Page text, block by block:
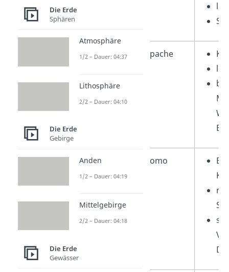
Apache
Kalifornien Pomo
Die Erde
Sphären
Atmosphäre
1/2 – Dauer: 04:37
Lithosphäre
2/2 – Dauer: 04:10
Die Erde
Gebirge
Anden
1/2 – Dauer: 04:19
Mittelgebirge
2/2 – Dauer: 04:18
Die Erde
Gewässer